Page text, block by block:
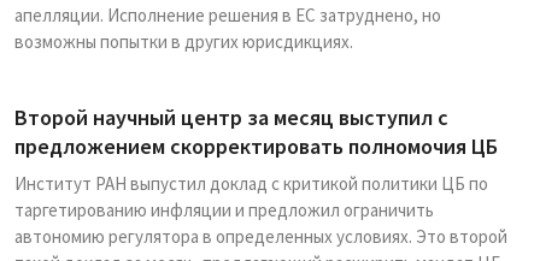
апелляции. Исполнение решения в ЕС затруднено, но
возможны попытки в других юрисдикциях.
Второй научный центр за месяц выступил с
предложением скорректировать полномочия ЦБ
Институт РАН выпустил доклад с критикой политики ЦБ по
таргетированию инфляции и предложил ограничить
автономию регулятора в определенных условиях. Это второй